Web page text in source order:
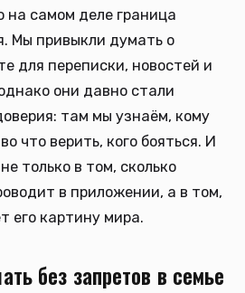
на самом деле граница
Мы привыкли думать о
для переписки, новостей и
они давно стали
там мы узнаём, кому
что верить, кого бояться. И
только в том, сколько
в приложении, а в том,
его картину мира.
без запретов в семье